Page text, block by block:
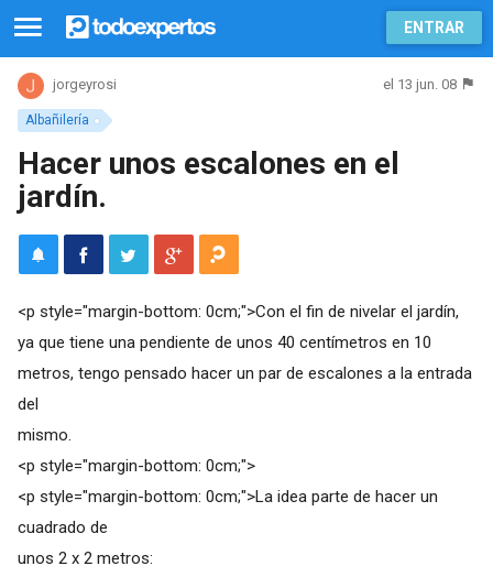
ENTRAR
Albañilería
jorgeyrosi el 13 jun. 08
Hacer unos escalones en el
jardín.
<p style="margin-bottom: 0cm;">Con el fin de nivelar el jardín,
ya que tiene una pendiente de unos 40 centímetros en 10
metros, tengo pensado hacer un par de escalones a la entrada
del
mismo.
<p style="margin-bottom: 0cm;">
<p style="margin-bottom: 0cm;">La idea parte de hacer un
cuadrado de
unos 2 x 2 metros: